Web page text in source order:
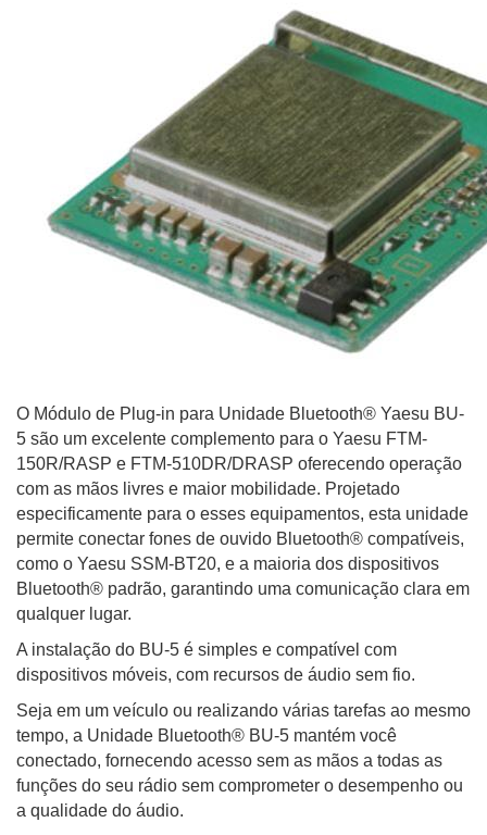
O Módulo de Plug-in para Unidade Bluetooth® Yaesu BU-
5 são um excelente complemento para o Yaesu FTM-
150R/RASP e FTM-510DR/DRASP oferecendo operação
com as mãos livres e maior mobilidade. Projetado
especificamente para o esses equipamentos, esta unidade
permite conectar fones de ouvido Bluetooth® compatíveis,
como o Yaesu SSM-BT20, e a maioria dos dispositivos
Bluetooth® padrão, garantindo uma comunicação clara em
qualquer lugar.
A instalação do BU-5 é simples e compatível com
dispositivos móveis, com recursos de áudio sem fio.
Seja em um veículo ou realizando várias tarefas ao mesmo
tempo, a Unidade Bluetooth® BU-5 mantém você
conectado, fornecendo acesso sem as mãos a todas as
funções do seu rádio sem comprometer o desempenho ou
a qualidade do áudio.